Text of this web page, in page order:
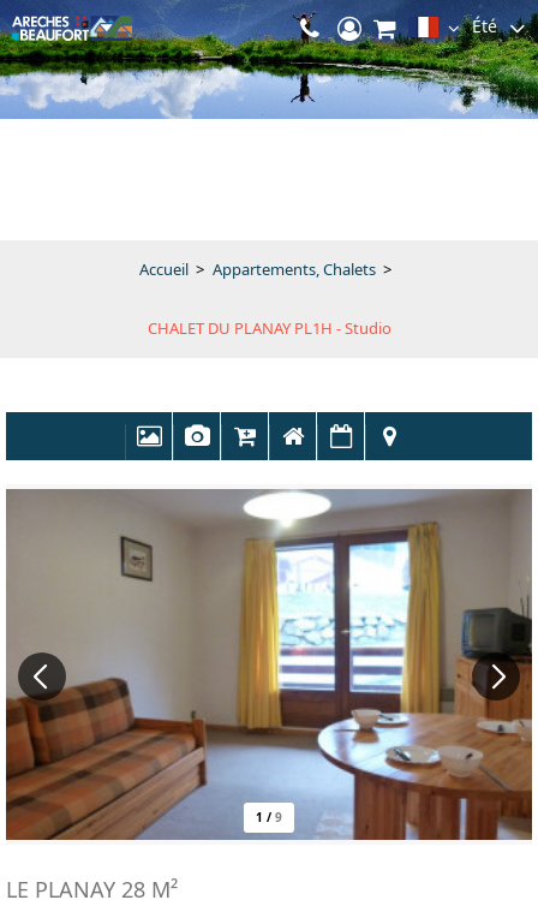
Été
Accueil > Appartements, Chalets >
CHALET DU PLANAY PL1H - Studio
1 / 9
LE PLANAY 28 M²